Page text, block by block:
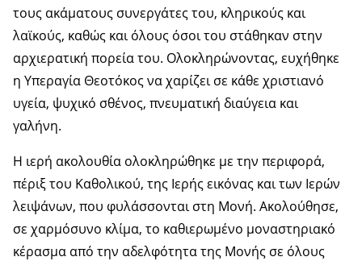
τους ακάματους συνεργάτες του, κληρικούς και
λαϊκούς, καθώς και όλους όσοι του στάθηκαν στην
αρχιερατική πορεία του. Ολοκληρώνοντας, ευχήθηκε
η Υπεραγία Θεοτόκος να χαρίζει σε κάθε χριστιανό
υγεία, ψυχικό σθένος, πνευματική διαύγεια και
γαλήνη.
Η ιερή ακολουθία ολοκληρώθηκε με την περιφορά,
πέριξ του Καθολικού, της Ιερής εικόνας και των Ιερών
λειψάνων, που φυλάσσονται στη Μονή. Ακολούθησε,
σε χαρμόσυνο κλίμα, το καθιερωμένο μοναστηριακό
κέρασμα από την αδελφότητα της Μονής σε όλους